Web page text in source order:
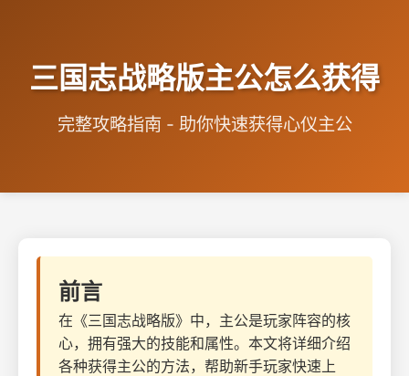
三国志战略版主公怎么获得
完整攻略指南 - 助你快速获得心仪主公
前言
在《三国志战略版》中，主公是玩家阵容的核
心，拥有强大的技能和属性。本文将详细介绍
各种获得主公的方法，帮助新手玩家快速上